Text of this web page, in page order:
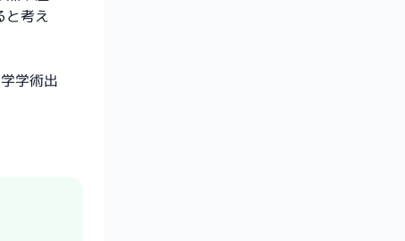
と考え
学術出